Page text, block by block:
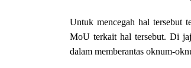
Untuk mencegah hal tersebut
MoU terkait hal tersebut. Di
dalam memberantas oknum-